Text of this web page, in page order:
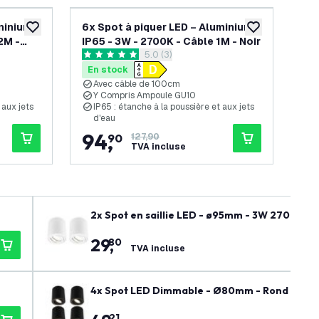
ajouter à la liste de souhaits
–
-
aux jets
ajouter à la
6x Spot à piquer LED – Aluminium -
IP65 - 3W - 2700K - Câble 1M - Noir
ouvrir le tiroir des avis
5 étoiles de notation
5.0 (3)
En stock
Avec câble de 100cm
Y Compris Ampoule GU10
IP65 : étanche à la poussière et aux jets
d'eau
94,
90
127,90
TVA incluse
2x Spot en saillie LED - ø95mm - 3W 2700K
29,
80 TVA incluse
4x Spot LED Dimmable - Ø80mm - Rond -